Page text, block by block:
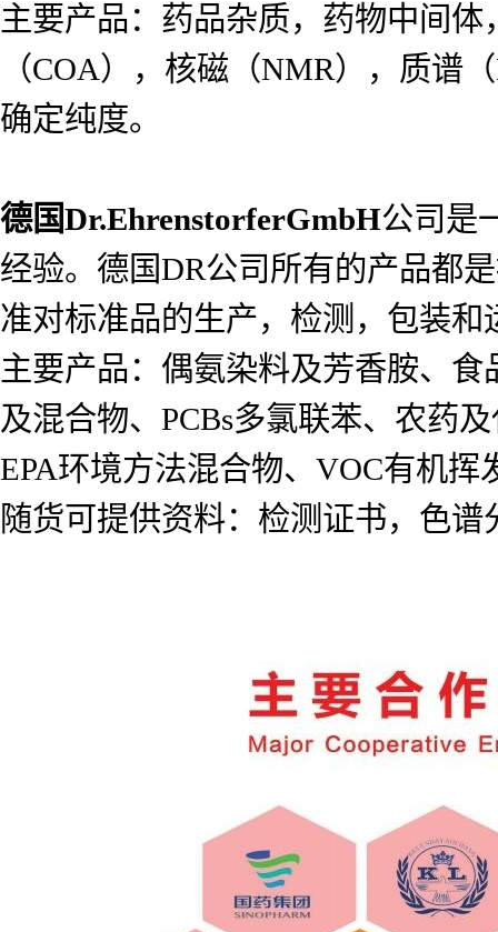
主要产品：药品杂质，药物中间
（COA），核磁（NMR），质谱
确定纯度。
德国Dr.EhrenstorferGmbH公司是
经验。德国DR公司所有的产品都
准对标准品的生产，检测，包装
主要产品：偶氨染料及芳香胺、
及混合物、PCBs多氯联苯、农药
EPA环境方法混合物、VOC有机
随货可提供资料：检测证书，色